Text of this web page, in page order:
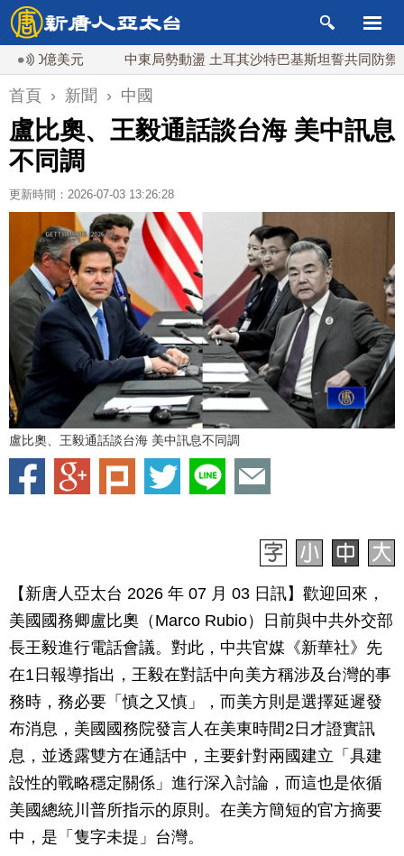
美元 中東局勢動盪 土耳其沙特巴基斯坦誓共同防禦
首頁 › 新聞 › 中國
盧比奧、王毅通話談台海 美中訊息
不同調
更新時間：2026-07-03 13:26:28
盧比奧、王毅通話談台海 美中訊息不同調
【新唐人亞太台 2026 年 07 月 03 日訊】歡迎回來，
美國國務卿盧比奧（Marco Rubio）日前與中共外交部
長王毅進行電話會議。對此，中共官媒《新華社》先
在1日報導指出，王毅在對話中向美方稱涉及台灣的事
務時，務必要「慎之又慎」，而美方則是選擇延遲發
布消息，美國國務院發言人在美東時間2日才證實訊
息，並透露雙方在通話中，主要針對兩國建立「具建
設性的戰略穩定關係」進行深入討論，而這也是依循
美國總統川普所指示的原則。在美方簡短的官方摘要
中，是「隻字未提」台灣。